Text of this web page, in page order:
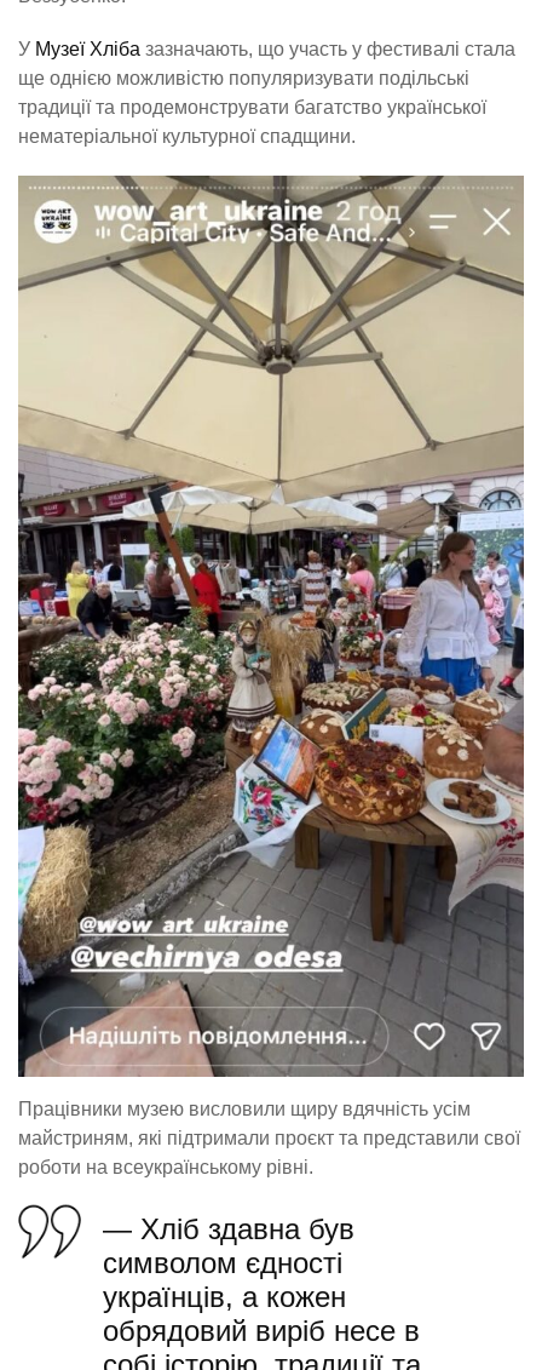
У Музеї Хліба зазначають, що участь у фестивалі стала
ще однією можливістю популяризувати подільські
традиції та продемонструвати багатство української
нематеріальної культурної спадщини.
Працівники музею висловили щиру вдячність усім
майстриням, які підтримали проєкт та представили свої
роботи на всеукраїнському рівні.
— Хліб здавна був
символом єдності
українців, а кожен
обрядовий виріб несе в